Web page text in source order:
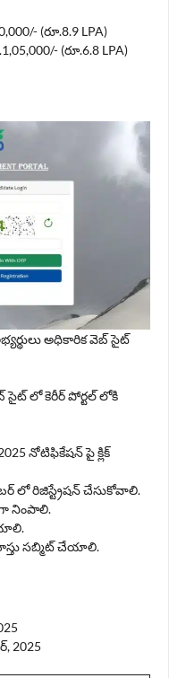
(రూ.8.9 LPA)
(రూ.6.8 LPA)
అధికారిక వెబ్ సైట్
సైట్ లో కెరీర్ పోర్టల్ లోకి
నోటిఫికేషన్ పై క్లిక్
రిజిస్ట్రేషన్ చేసుకోవాలి.
నింపాలి.
సబ్మిట్ చేయాలి.
2025